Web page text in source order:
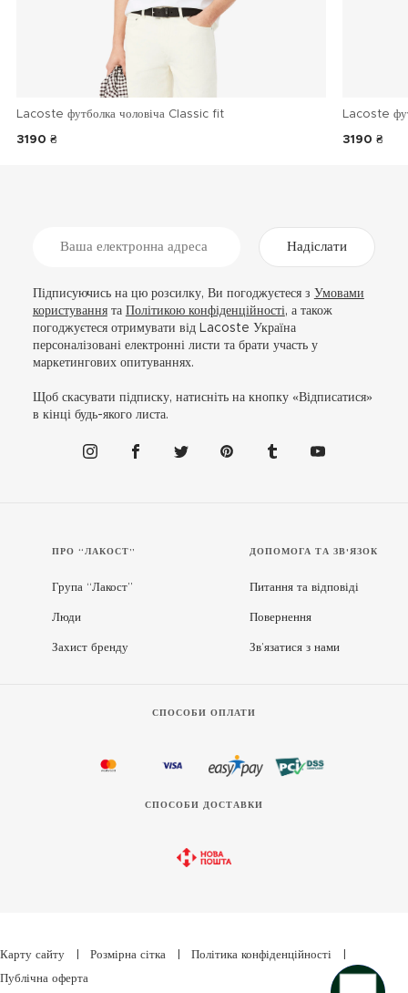
Lacoste футболка чоловіча Classic fit
3190 ₴
Lacoste
3190 ₴
Надіслати
Підписуючись на цю розсилку, Ви погоджуєтеся з Умовами
користуваннята Політикою конфіденційності, а також
погоджуєтеся отримувати від Lacoste Україна
персоналізовані електронні листи та брати участь у
маркетингових опитуваннях.
Щоб скасувати підписку, натисніть на кнопку «Відписатися»
в кінці будь-якого листа.
ПРО “ЛАКОСТ”
Група “Лакост”
Люди
Захист бренду
ДОПОМОГА ТА ЗВ'ЯЗОК
Питання та відповіді
Повернення
Зв’язатися з нами
СПОСОБИ ОПЛАТИ
СПОСОБИ ДОСТАВКИ
Карту сайту Розмірна сітка Політика конфіденційності
Публічна оферта